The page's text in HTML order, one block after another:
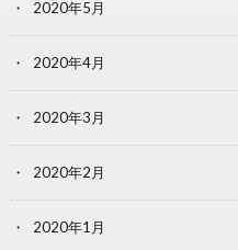
2020年5月
2020年4月
2020年3月
2020年2月
2020年1月